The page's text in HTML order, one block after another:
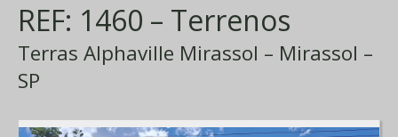
REF: 1460 – Terrenos
Terras Alphaville Mirassol – Mirassol –
SP